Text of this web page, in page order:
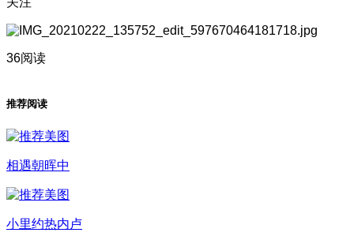
36阅读
推荐阅读
相遇朝晖中
小里约热内卢